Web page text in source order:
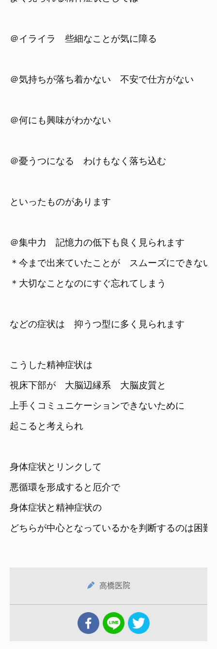
＠イライラ　些細なことが気に障る
＠気持ちが落ち着かない　不安で仕方がない
＠何にも興味がわかない
＠憂うつになる　わけもなく落ち込む
といったものがあります
＠集中力　記憶力の低下も良く見られます
＊今まで出来ていたことが　スムーズにできない
＊大切なことなのにすぐ忘れてしまう
などの症状は　抑うつ型に多く見られます
こうした精神症状は
視床下部が　大脳辺縁系　大脳皮質と
上手くコミュニケーションできないために
起こると考えられ
身体症状とリンクして
悪循環を形成すると厄介で
身体症状と精神症状の
どちらが中心となっているかを判断するのは困難
高橋医院